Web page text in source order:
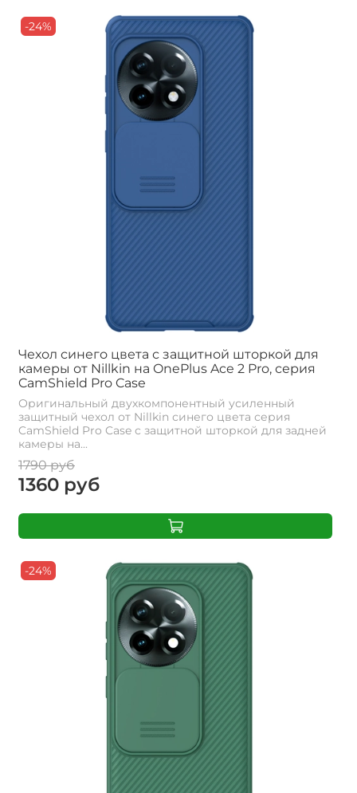
-24%
Чехол синего цвета с защитной шторкой для
камеры от Nillkin на OnePlus Ace 2 Pro, серия
CamShield Pro Case
Оригинальный двухкомпонентный усиленный
защитный чехол от Nillkin синего цвета серия
CamShield Pro Case с защитной шторкой для задней
камеры на...
1790 руб
1360 руб
-24%